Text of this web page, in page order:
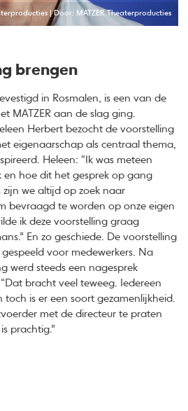
| Door: MATZER Theaterproducties
brengen
in Rosmalen, is een van de
MATZER aan de slag ging.
Herbert bezocht de voorstelling
eigenaarschap als centraal thema,
Heleen: “Ik was meteen
en hoe dit het gesprek op gang
we altijd op zoek naar
bevraagd te worden op onze eigen
ik deze voorstelling graag
En zo geschiede. De voorstelling
voor medewerkers. Na
werd steeds een nagesprek
bracht veel teweeg. Iedereen
toch is er een soort gezamenlijkheid.
met de directeur te praten
prachtig.”